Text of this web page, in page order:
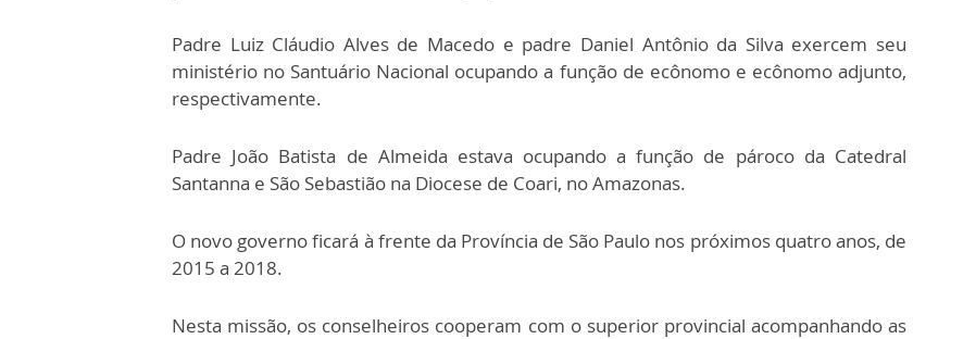
Padre Luiz Cláudio Alves de Macedo e padre Daniel Antônio da Silva exercem seu
ministério no Santuário Nacional ocupando a função de ecônomo e ecônomo adjunto,
respectivamente.
Padre João Batista de Almeida estava ocupando a função de pároco da Catedral
Santanna e São Sebastião na Diocese de Coari, no Amazonas.
O novo governo ficará à frente da Província de São Paulo nos próximos quatro anos, de
2015 a 2018.
Nesta missão, os conselheiros cooperam com o superior provincial acompanhando as